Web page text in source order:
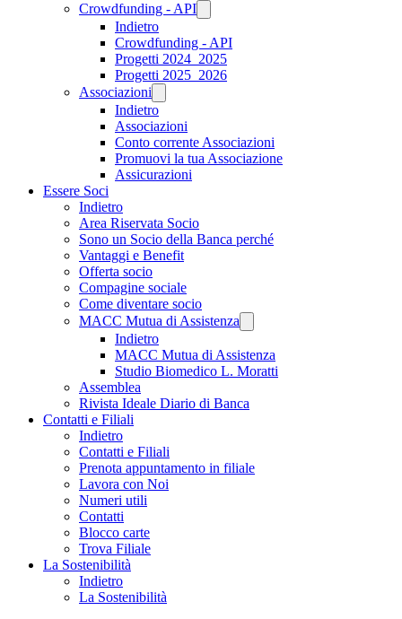
Crowdfunding - API
Indietro
Crowdfunding - API
Progetti 2024_2025
Progetti 2025_2026
Associazioni
Indietro
Associazioni
Conto corrente Associazioni
Promuovi la tua Associazione
Assicurazioni
Essere Soci
Indietro
Area Riservata Socio
Sono un Socio della Banca perché
Vantaggi e Benefit
Offerta socio
Compagine sociale
Come diventare socio
MACC Mutua di Assistenza
Indietro
MACC Mutua di Assistenza
Studio Biomedico L. Moratti
Assemblea
Rivista Ideale Diario di Banca
Contatti e Filiali
Indietro
Contatti e Filiali
Prenota appuntamento in filiale
Lavora con Noi
Numeri utili
Contatti
Blocco carte
Trova Filiale
La Sostenibilità
Indietro
La Sostenibilità